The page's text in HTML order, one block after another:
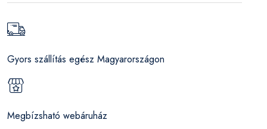
Gyors szállítás egész Magyarországon
Megbízsható webáruház